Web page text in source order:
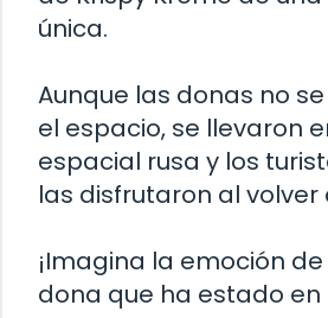
única.
Aunque las donas no
el espacio, se llevaron
espacial rusa y los
las disfrutaron al volver
¡Imagina la emoción
dona que ha estado en